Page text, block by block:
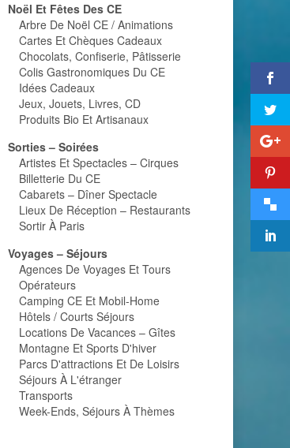
Noël Et Fêtes Des CE
Arbre De Noël CE / Animations
Cartes Et Chèques Cadeaux
Chocolats, Confiserie, Pâtisserie
Colis Gastronomiques Du CE
Idées Cadeaux
Jeux, Jouets, Livres, CD
Produits Bio Et Artisanaux
Sorties – Soirées
Artistes Et Spectacles – Cirques
Billetterie Du CE
Cabarets – Dîner Spectacle
Lieux De Réception – Restaurants
Sortir À Paris
Voyages – Séjours
Agences De Voyages Et Tours
Opérateurs
Camping CE Et Mobil-Home
Hôtels / Courts Séjours
Locations De Vacances – Gîtes
Montagne Et Sports D'hiver
Parcs D'attractions Et De Loisirs
Séjours À L'étranger
Transports
Week-Ends, Séjours À Thèmes